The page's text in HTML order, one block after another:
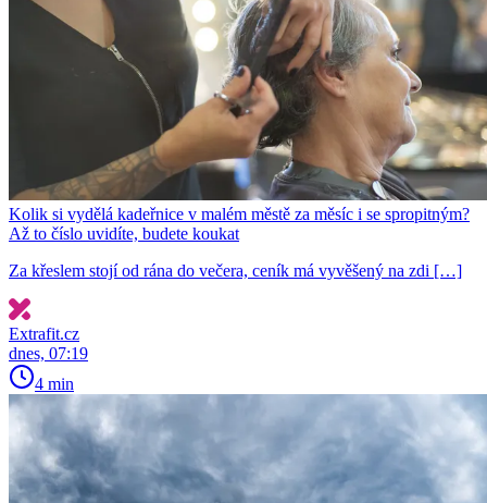
Kolik si vydělá kadeřnice v malém městě za měsíc i se spropitným?
Až to číslo uvidíte, budete koukat
Za křeslem stojí od rána do večera, ceník má vyvěšený na zdi […]
Extrafit.cz
dnes, 07:19
4 min